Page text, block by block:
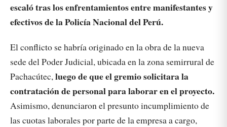
escaló tras los enfrentamientos entre manifestantes y
efectivos de la Policía Nacional del Perú.
El conflicto se habría originado en la obra de la nueva
sede del Poder Judicial, ubicada en la zona semirrural de
Pachacútec,luego de que el gremio solicitara la
contratación de personal para laborar en el proyecto.
Asimismo, denunciaron el presunto incumplimiento de
las cuotas laborales por parte de la empresa a cargo,